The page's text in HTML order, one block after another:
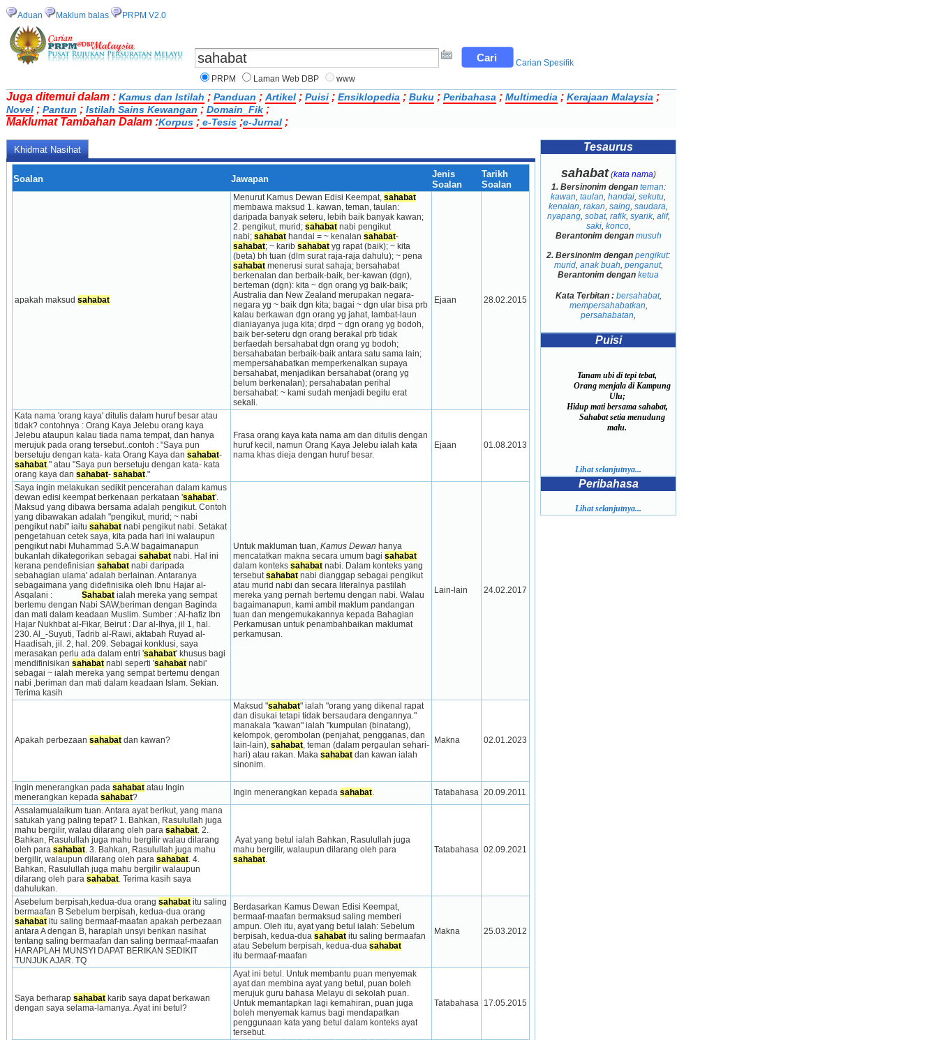
Aduan Maklum balas PRPM V2.0
Carian Spesifik
PRPM
Laman Web DBP www
Juga ditemui dalam : Kamus dan Istilah ; Panduan ; Artikel ; Puisi ; Ensiklopedia ; Buku ; Peribahasa ; Multimedia ; Kerajaan Malaysia ;
Novel ; Pantun ; Istilah Sains Kewangan ; Domain_Fik ;
Maklumat Tambahan Dalam :Korpus ; e-Tesis ;e-Jurnal ;
Khidmat Nasihat
Soalan Jawapan
Jenis
Soalan
Tarikh
Soalan
apakah maksud sahabat
Menurut Kamus Dewan Edisi Keempat, sahabat
membawa maksud 1. kawan, teman, taulan:
daripada banyak seteru, lebih baik banyak kawan;
2. pengikut, murid; sahabat nabi pengikut
nabi; sahabat handai = ~ kenalan sahabat-
sahabat; ~ karib sahabat yg rapat (baik); ~ kita
(beta) bh tuan (dlm surat raja-raja dahulu); ~ pena
sahabat menerusi surat sahaja; bersahabat
berkenalan dan berbaik-baik, ber-kawan (dgn),
berteman (dgn): kita ~ dgn orang yg baik-baik;
Australia dan New Zealand merupakan negara-
negara yg ~ baik dgn kita; bagai ~ dgn ular bisa prb
kalau berkawan dgn orang yg jahat, lambat-laun
dianiayanya juga kita; drpd ~ dgn orang yg bodoh,
baik ber-seteru dgn orang berakal prb tidak
berfaedah bersahabat dgn orang yg bodoh;
bersahabatan berbaik-baik antara satu sama lain;
mempersahabatkan memperkenalkan su­paya
bersahabat, menjadikan bersahabat (orang yg
belum berkenalan); persahabatan perihal
bersahabat: ~ kami sudah menjadi begitu erat
sekali.
Ejaan 28.02.2015
Kata nama 'orang kaya' ditulis dalam huruf besar atau
tidak? contohnya : Orang Kaya Jelebu orang kaya
Jelebu ataupun kalau tiada nama tempat, dan hanya
merujuk pada orang tersebut..contoh : "Saya pun
bersetuju dengan kata- kata Orang Kaya dan sahabat -
sahabat." atau "Saya pun bersetuju dengan kata- kata
orang kaya dan sahabat- sahabat."
Frasa orang kaya kata nama am dan ditulis dengan
huruf kecil, namun Orang Kaya Jelebu ialah kata
nama khas dieja dengan huruf besar.
Ejaan 01.08.2013
Saya ingin melakukan sedikit pencerahan dalam kamus
dewan edisi keempat berkenaan perkataan 'sahabat'.
Maksud yang dibawa bersama adalah pengikut. Contoh
yang dibawakan adalah "pengikut, murid; ~ nabi
pengikut nabi" iaitu sahabat nabi pengikut nabi. Setakat
pengetahuan cetek saya, kita pada hari ini walaupun
pengikut nabi Muhammad S.A.W bagaimanapun
bukanlah dikategorikan sebagai sahabat nabi. Hal ini
kerana pendefinisian sahabat nabi daripada
sebahagian ulama' adalah berlainan. Antaranya
sebagaimana yang didefinisika oleh Ibnu Hajar al-
Asqalani : Sahabat ialah mereka yang sempat
bertemu dengan Nabi SAW,beriman dengan Baginda
dan mati dalam keadaan Muslim. Sumber : Al-hafiz Ibn
Hajar Nukhbat al-Fikar, Beirut : Dar al-Ihya, jil 1, hal.
230. Al_-Suyuti, Tadrib al-Rawi, aktabah Ruyad al-
Haadisah, jil. 2, hal. 209. Sebagai konklusi, saya
merasakan perlu ada dalam entri 'sahabat' khusus bagi
mendifinisikan sahabat nabi seperti 'sahabat nabi'
sebagai ~ ialah mereka yang sempat bertemu dengan
nabi ,beriman dan mati dalam keadaan Islam. Sekian.
Terima kasih
Untuk makluman tuan, Kamus Dewan hanya
mencatatkan makna secara umum bagi sahabat
dalam konteks sahabat nabi. Dalam konteks yang
tersebut sahabat nabi dianggap sebagai pengikut
atau murid nabi dan secara literalnya pastilah
mereka yang pernah bertemu dengan nabi. Walau
bagaimanapun, kami ambil maklum pandangan
tuan dan mengemukakannya kepada Bahagian
Perkamusan untuk penambahbaikan maklumat
perkamusan.
Lain-lain 24.02.2017
Apakah perbezaan sahabat dan kawan?
Maksud "sahabat" ialah "orang yang dikenal rapat
dan disukai tetapi tidak bersaudara dengannya."
manakala "kawan" ialah "kumpulan (binatang),
kelompok, gerombolan (penjahat, pengganas, dan
lain-lain), sahabat, teman (dalam pergaulan sehari-
hari) atau rakan. Maka sahabat dan kawan ialah
sinonim.
Makna 02.01.2023
Ingin menerangkan pada sahabat atau Ingin
menerangkan kepada sahabat? Ingin menerangkan kepada sahabat. Tatabahasa 20.09.2011
Assalamualaikum tuan. Antara ayat berikut, yang mana
satukah yang paling tepat? 1. Bahkan, Rasulullah juga
mahu bergilir, walau dilarang oleh para sahabat. 2.
Bahkan, Rasulullah juga mahu bergilir walau dilarang
oleh para sahabat. 3. Bahkan, Rasulullah juga mahu
bergilir, walaupun dilarang oleh para sahabat. 4.
Bahkan, Rasulullah juga mahu bergilir walaupun
dilarang oleh para sahabat. Terima kasih saya
dahulukan.
Ayat yang betul ialah Bahkan, Rasulullah juga
mahu bergilir, walaupun dilarang oleh para
sahabat.
Tatabahasa 02.09.2021
Asebelum berpisah,kedua-dua orang sahabat itu saling
sahabat itu saling bermaaf-maafan apakah perbezaan
antara A dengan B, haraplah unsyi berikan nasihat
tentang saling bermaafan dan saling bermaaf-maafan
HARAPLAH MUNSYI DAPAT BERIKAN SEDIKIT
TUNJUK AJAR. TQ
Berdasarkan Kamus Dewan Edisi Keempat,
bermaaf-maafan bermaksud saling memberi
ampun. Oleh itu, ayat yang betul ialah: Sebelum
berpisah, kedua-dua sahabat itu saling bermaafan
atau Sebelum berpisah, kedua-dua sahabat
itu bermaaf-maafan
Makna 25.03.2012
Saya berharap sahabat karib saya dapat berkawan
dengan saya selama-lamanya. Ayat ini betul?
Ayat ini betul. Untuk membantu puan menyemak
ayat dan membina ayat yang betul, puan boleh
merujuk guru bahasa Melayu di sekolah puan.
Untuk memantapkan lagi kemahiran, puan juga
boleh menyemak kamus bagi mendapatkan
penggunaan kata yang betul dalam konteks ayat
tersebut.
Tatabahasa 17.05.2015
Tesaurus
sahabat(kata nama)
1. Bersinonim dengan teman:
kawan, taulan, handai, sekutu,
kenalan, rakan, saing, saudara,
nyapang, sobat, rafik, syarik, alif,
saki, konco,
Berantonim dengan musuh
2. Bersinonim dengan pengikut:
murid, anak buah, penganut,
Berantonim dengan ketua
Kata Terbitan : bersahabat,
mempersahabatkan,
persahabatan,
Puisi
Tanam ubi di tepi tebat,
Orang menjala di Kampung
Ulu;
Hidup mati bersama sahabat,
Sahabat setia menudung
malu.
Lihat selanjutnya...
Peribahasa
Lihat selanjutnya...